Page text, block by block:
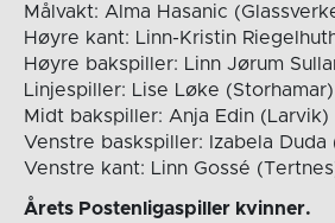
Målvakt: Alma Hasanic
Høyre kant: Linn-Kristin
Høyre bakspiller: Linn Jørum
Linjespiller: Lise Løke (Storhamar)
Midt bakspiller: Anja Edin (Larvik)
Venstre baskspiller: Izabela Duda
Venstre kant: Linn Gossé
Årets Postenligaspiller kvinner.